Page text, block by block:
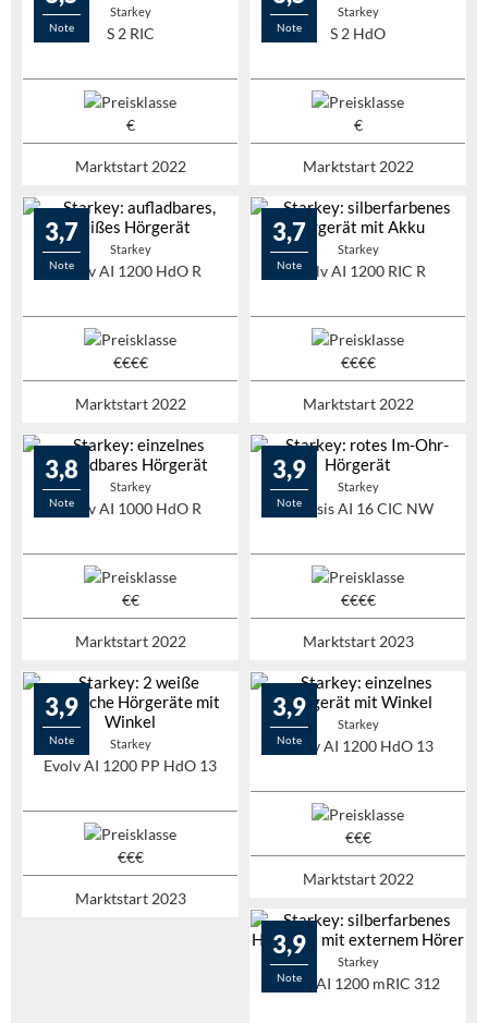
Note
Starkey
S 2 RIC
Marktstart 2022
Note
Starkey
S 2 HdO
Marktstart 2022
3,7
Note
Starkey
Evolv AI 1200 HdO R
Marktstart 2022
3,7
Note
Starkey
Evolv AI 1200 RIC R
Marktstart 2022
3,8
Note
Starkey
Evolv AI 1000 HdO R
Marktstart 2022
3,9
Note
Starkey
Genesis AI 16 CIC NW
Marktstart 2023
3,9
Note Starkey
Evolv AI 1200 PP HdO 13
Marktstart 2023
3,9
Note
Starkey
Evolv AI 1200 HdO 13
Marktstart 2022
3,9
Note
Starkey
Evolv AI 1200 mRIC 312